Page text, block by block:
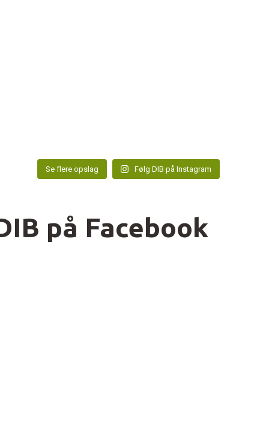
Se flere opslag Følg DIB på Instagram
på Facebook